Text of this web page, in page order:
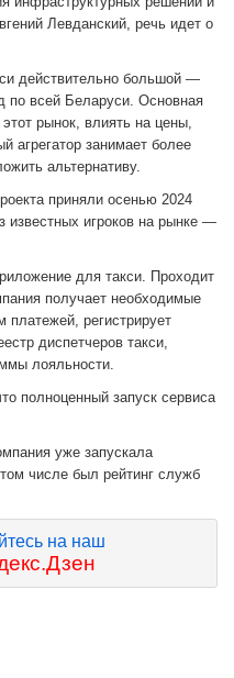
Левданский, речь идет о
действительно большой —
по всей Беларуси. Основная
рынок, влиять на цены,
агрегатор занимает более
альтернативу.
приняли осенью 2024
известных игроков на рынке —
для такси. Проходит
получает необходимые
платежей, регистрирует
диспетчеров такси,
лояльности.
полноценный запуск сервиса
уже запускала
числе был рейтинг служб
на наш